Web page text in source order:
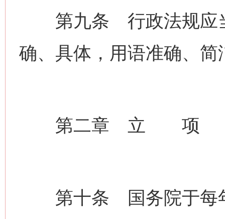
第九条 行政法规应当
确、具体，用语准确、
第二章 立 项
第十条 国务院于每年